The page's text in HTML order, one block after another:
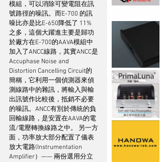
模組，可以消除可變電阻在訊
號路徑的噪訊。而E-700 的訊
噪比亦是比E-650降低了 11%
之多，這個大躍進主要是歸功
於廠方在E-700的AAVA模組中
加入了ANCC線路，其實ANCC是
Accuphase Noise and
Distortion Cancelling Circuit的
簡稱，它利用一個偵測器來偵
測線路中的雜訊，將輸入與輸
出訊號作比較後，抵銷不必要
的噪訊。ANCC有別於傳統的負
回輸線路，是安置在AAVA的電
流/電壓轉換線路之中。 另一方
面，功率放大部分配置了儀表
放大電路(Instrumentation
Amplifier）—— 兩份選用分立